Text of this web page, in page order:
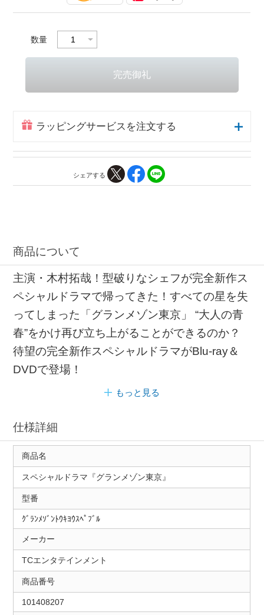
数量
ラッピングサービスを注文する
シェアする
商品について
主演・木村拓哉！型破りなシェフが完全新作ス
ペシャルドラマで帰ってきた！すべての星を失
ってしまった「グランメゾン東京」 “大人の青
春”をかけ再び立ち上がることができるのか？
待望の完全新作スペシャルドラマがBlu-ray＆
DVDで登場！
もっと見る
仕様詳細
商品名
スペシャルドラマ『グランメゾン東京』
型番
ｸﾞﾗﾝﾒｿﾞﾝﾄｳｷﾖｳｽﾍﾟﾌﾞﾙ
メーカー
TCエンタテインメント
商品番号
101408207